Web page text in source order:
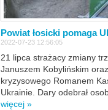
Powiat łosicki pomaga
2022-07-23 12:56:05
21 lipca strażacy zmiany
Januszem Kobylińskim
kryzysowego Romanem
Ukrainie. Dary odebrał
więcej »